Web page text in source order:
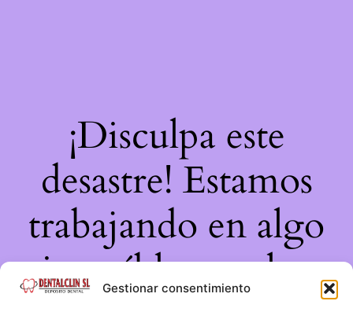
Gestionar consentimiento
¡Disculpa este
desastre! Estamos
trabajando en algo
increíble, ¡vuelve